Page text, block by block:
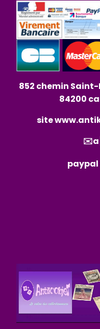
852 chemin
84200
site
✉️a
paypal